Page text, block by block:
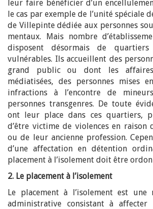
leur faire bénéficier d’un
le cas par exemple de l’unité spéciale
de Villepinte dédiée aux personnes
mentaux. Mais nombre
disposent désormais de
vulnérables. Ils accueillent des
grand public ou dont les
médiatisées, des personnes mises
infractions à l’encontre de
personnes transgenres. De toute
ont leur place dans ces quartiers,
d’être victime de violences en raison
ou de leur ancienne profession.
d’une affectation en détention
placement à l’isolement doit être
2. Le placement à l’isolement
Le placement à l’isolement est une
administrative consistant à affecter